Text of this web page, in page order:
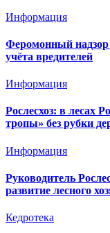
Информация
Феромонный надзор
учёта вредителей
Информация
Рослесхоз: в лесах
тропы» без рубки
Информация
Руководитель
развитие лесного
Кедротека